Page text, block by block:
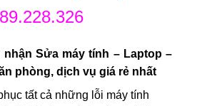
Sửa máy tính – Laptop –
phòng, dịch vụ giá rẻ nhất
tất cả những lỗi máy tính